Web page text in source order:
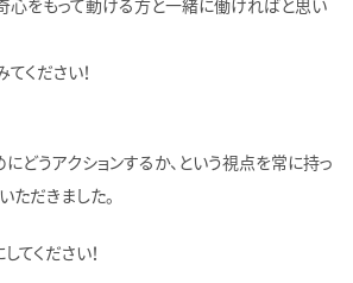
心をもって動ける方と一緒に働ければと思い
ください！
どうアクションするか、という視点を常に持っ
ただきました。
てください！